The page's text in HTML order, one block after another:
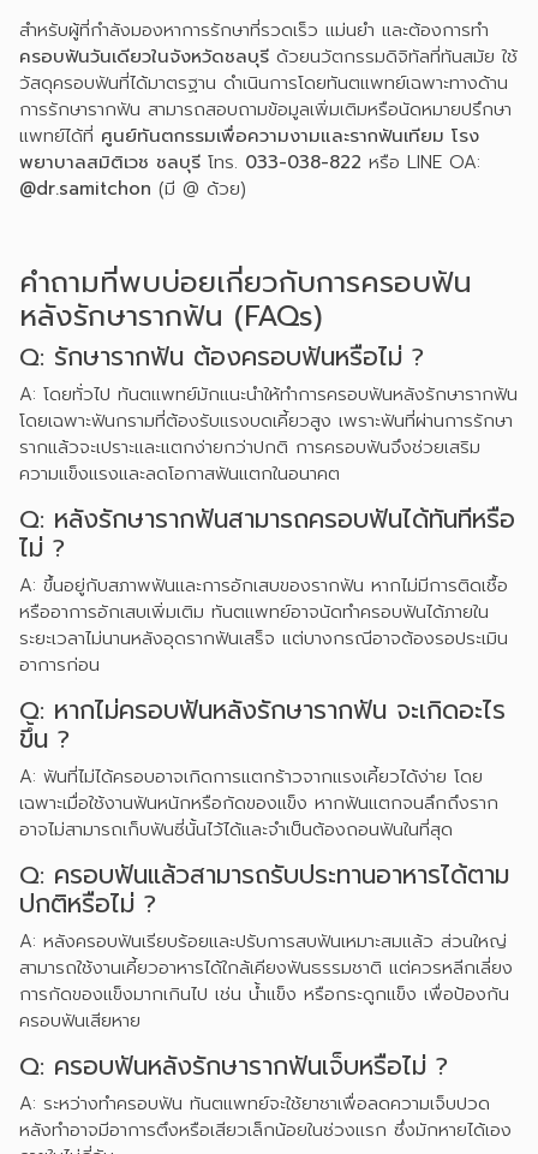
สำหรับผู้ที่กำลังมองหาการรักษาที่รวดเร็ว แม่นยำ และต้องการทำ
ครอบฟันวันเดียวในจังหวัดชลบุรี ด้วยนวัตกรรมดิจิทัลที่ทันสมัย ใช้
วัสดุครอบฟันที่ได้มาตรฐาน ดำเนินการโดยทันตแพทย์เฉพาะทางด้าน
การรักษารากฟัน สามารถสอบถามข้อมูลเพิ่มเติมหรือนัดหมายปรึกษา
แพทย์ได้ที่ ศูนย์ทันตกรรมเพื่อความงามและรากฟันเทียม โรง
พยาบาลสมิติเวช ชลบุรี โทร. 033-038-822 หรือ LINE OA:
@dr.samitchon (มี @ ด้วย)
คำถามที่พบบ่อยเกี่ยวกับการครอบฟัน
หลังรักษารากฟัน (FAQs)
Q: รักษารากฟัน ต้องครอบฟันหรือไม่ ?
A: โดยทั่วไป ทันตแพทย์มักแนะนำให้ทำการครอบฟันหลังรักษารากฟัน
โดยเฉพาะฟันกรามที่ต้องรับแรงบดเคี้ยวสูง เพราะฟันที่ผ่านการรักษา
รากแล้วจะเปราะและแตกง่ายกว่าปกติ การครอบฟันจึงช่วยเสริม
ความแข็งแรงและลดโอกาสฟันแตกในอนาคต
Q: หลังรักษารากฟันสามารถครอบฟันได้ทันทีหรือ
ไม่ ?
A: ขึ้นอยู่กับสภาพฟันและการอักเสบของรากฟัน หากไม่มีการติดเชื้อ
หรืออาการอักเสบเพิ่มเติม ทันตแพทย์อาจนัดทำครอบฟันได้ภายใน
ระยะเวลาไม่นานหลังอุดรากฟันเสร็จ แต่บางกรณีอาจต้องรอประเมิน
อาการก่อน
Q: หากไม่ครอบฟันหลังรักษารากฟัน จะเกิดอะไร
ขึ้น ?
A: ฟันที่ไม่ได้ครอบอาจเกิดการแตกร้าวจากแรงเคี้ยวได้ง่าย โดย
เฉพาะเมื่อใช้งานฟันหนักหรือกัดของแข็ง หากฟันแตกจนลึกถึงราก
อาจไม่สามารถเก็บฟันซี่นั้นไว้ได้และจำเป็นต้องถอนฟันในที่สุด
Q: ครอบฟันแล้วสามารถรับประทานอาหารได้ตาม
ปกติหรือไม่ ?
A: หลังครอบฟันเรียบร้อยและปรับการสบฟันเหมาะสมแล้ว ส่วนใหญ่
สามารถใช้งานเคี้ยวอาหารได้ใกล้เคียงฟันธรรมชาติ แต่ควรหลีกเลี่ยง
การกัดของแข็งมากเกินไป เช่น น้ำแข็ง หรือกระดูกแข็ง เพื่อป้องกัน
ครอบฟันเสียหาย
Q: ครอบฟันหลังรักษารากฟันเจ็บหรือไม่ ?
A: ระหว่างทำครอบฟัน ทันตแพทย์จะใช้ยาชาเพื่อลดความเจ็บปวด
หลังทำอาจมีอาการตึงหรือเสียวเล็กน้อยในช่วงแรก ซึ่งมักหายได้เอง